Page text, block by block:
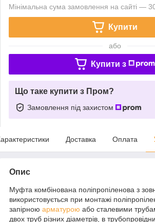
Мінімальна сума замовлення на сайті —
Купити
або
Купити з
Що таке купити з Пром?
Замовлення під захистом
Доставка Оплата
Опис
Муфта комбінована поліпропіленова з
використовується при монтажі
запірною арматурою або сталевими
двох труб різних діаметрів, в